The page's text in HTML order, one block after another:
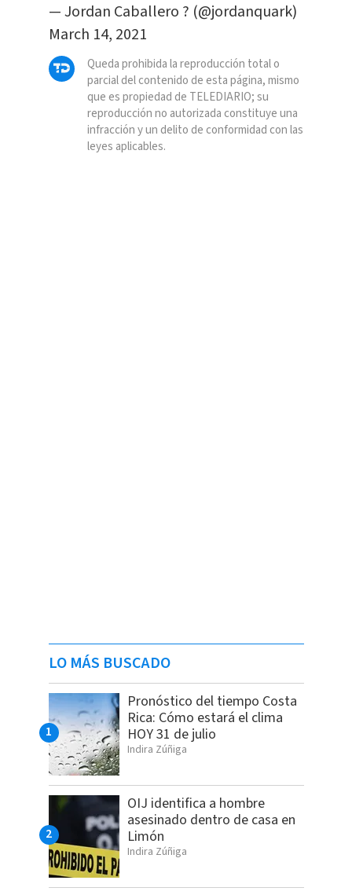
— Jordan Caballero ? (@jordanquark)
March 14, 2021
Queda prohibida la reproducción total o
parcial del contenido de esta página, mismo
que es propiedad de TELEDIARIO; su
reproducción no autorizada constituye una
infracción y un delito de conformidad con las
leyes aplicables.
LO MÁS BUSCADO
Pronóstico del tiempo Costa
Rica: Cómo estará el clima
HOY 31 de julio
Indira Zúñiga
OIJ identifica a hombre
asesinado dentro de casa en
Limón
Indira Zúñiga